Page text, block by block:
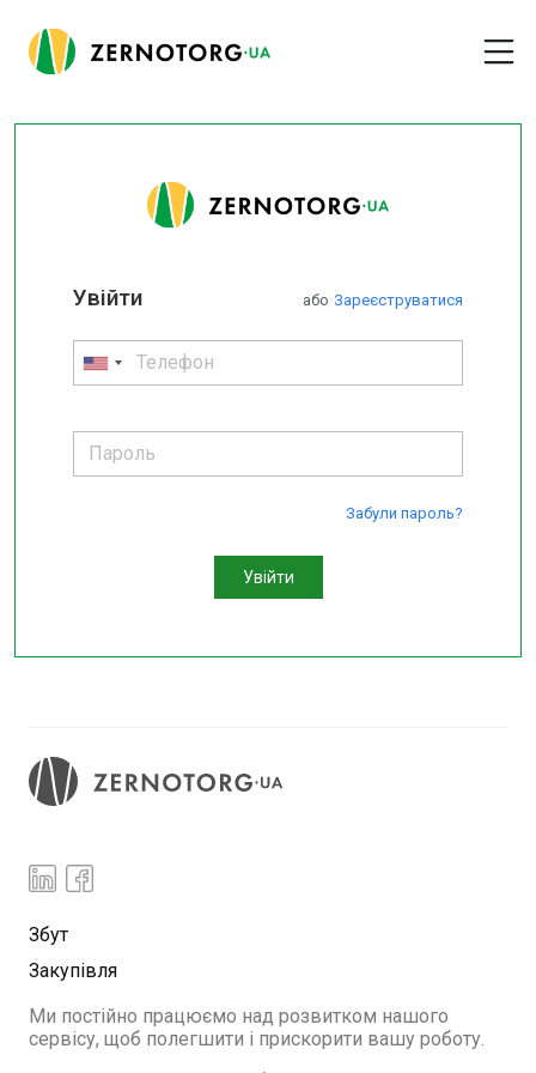
або Зареєструватися
Увійти
Забули пароль?
Увійти
Збут
Закупівля
Ми постійно працюємо над розвитком нашого
сервісу, щоб полегшити і прискорити вашу роботу.